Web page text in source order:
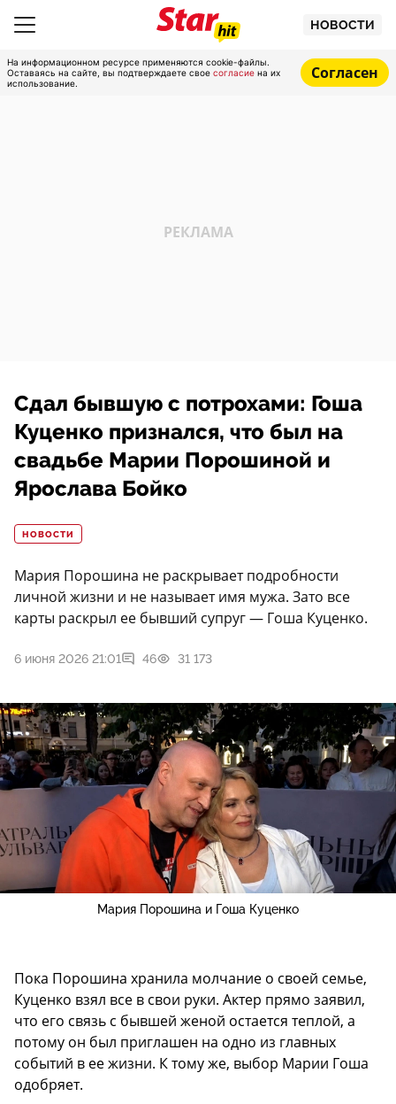
НОВОСТИ
На информационном ресурсе применяются cookie-файлы.
Оставаясь на сайте, вы подтверждаете свое согласие на их
использование.
Согласен
Сдал бывшую с потрохами: Гоша
Куценко признался, что был на
свадьбе Марии Порошиной и
Ярослава Бойко
НОВОСТИ
Мария Порошина не раскрывает подробности
личной жизни и не называет имя мужа. Зато все
карты раскрыл ее бывший супруг — Гоша Куценко.
6 июня 2026 21:01 46 31 173
Мария Порошина и Гоша Куценко
Пока Порошина хранила молчание о своей семье,
Куценко взял все в свои руки. Актер прямо заявил,
что его связь с бывшей женой остается теплой, а
потому он был приглашен на одно из главных
событий в ее жизни. К тому же, выбор Марии Гоша
одобряет.